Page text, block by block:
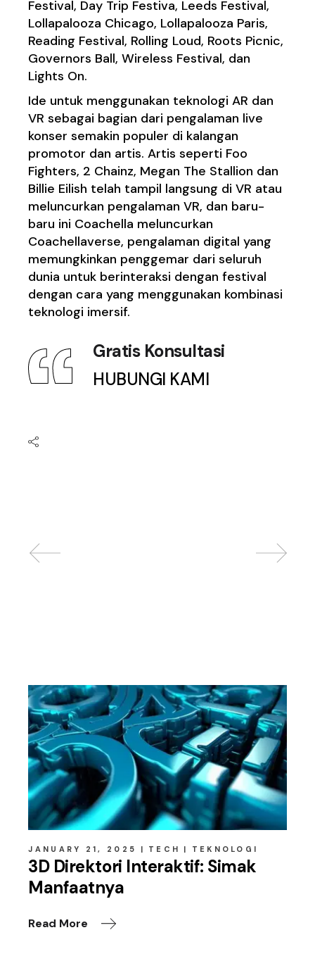
Festival, Day Trip Festiva, Leeds Festival,
Lollapalooza Chicago, Lollapalooza Paris,
Reading Festival, Rolling Loud, Roots Picnic,
Governors Ball, Wireless Festival, dan
Lights On.
Ide untuk menggunakan teknologi AR dan
VR sebagai bagian dari pengalaman live
konser semakin populer di kalangan
promotor dan artis. Artis seperti Foo
Fighters, 2 Chainz, Megan The Stallion dan
Billie Eilish telah tampil langsung di VR atau
meluncurkan pengalaman VR, dan baru-
baru ini Coachella meluncurkan
Coachellaverse, pengalaman digital yang
memungkinkan penggemar dari seluruh
dunia untuk berinteraksi dengan festival
dengan cara yang menggunakan kombinasi
teknologi imersif.
Gratis Konsultasi
HUBUNGI KAMI
JANUARY 21, 2025 TECH TEKNOLOGI
3D Direktori Interaktif: Simak
Manfaatnya
Read More